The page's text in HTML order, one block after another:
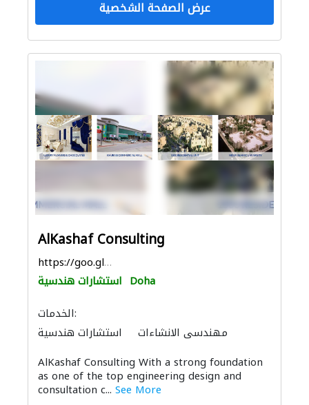
عرض الصفحة الشخصية
AlKashaf Consulting
https://goo.gl/maps/ER9u63BUk5Ts2oMU7
استشارات هندسية Doha
الخدمات:
استشارات هندسية
مهندسي الانشاءات
ادارة مشروع ميكانيكيون الديكور الداخلي
التصميم المعماري
AlKashaf Consulting With a strong foundation
as one of the top engineering design and
consultation c... See More